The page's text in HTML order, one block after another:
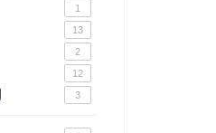
1
13
2
12
3